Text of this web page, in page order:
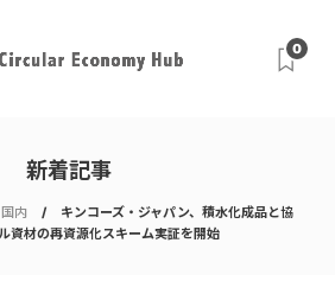
0
新着記事
国内
キンコーズ・ジャパン、積水化成品と協
資材の再資源化スキーム実証を開始